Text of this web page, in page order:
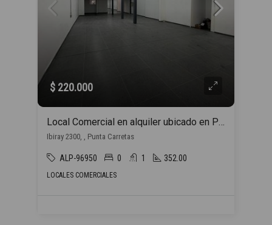
$ 220.000
Local Comercial en alquiler ubicado en Punta Carretas
Ibiray 2300, , Punta Carretas
ALP-96950 0 1 352.00
LOCALES COMERCIALES